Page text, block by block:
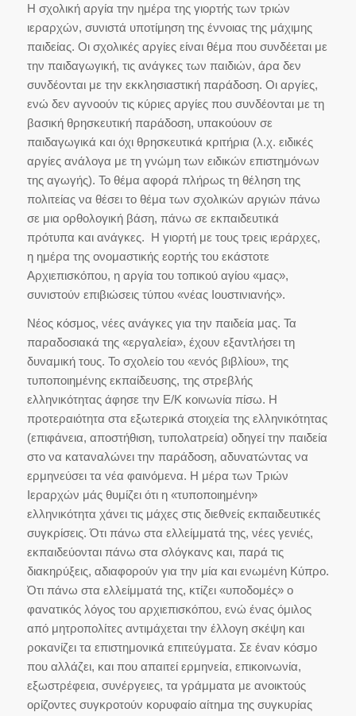
Η σχολική αργία την ημέρα της γιορτής των τριών
ιεραρχών, συνιστά υποτίμηση της έννοιας της μάχιμης
παιδείας. Οι σχολικές αργίες είναι θέμα που συνδέεται με
την παιδαγωγική, τις ανάγκες των παιδιών, άρα δεν
συνδέονται με την εκκλησιαστική παράδοση. Οι αργίες,
ενώ δεν αγνοούν τις κύριες αργίες που συνδέονται με τη
βασική θρησκευτική παράδοση, υπακούουν σε
παιδαγωγικά και όχι θρησκευτικά κριτήρια (λ.χ. ειδικές
αργίες ανάλογα με τη γνώμη των ειδικών επιστημόνων
της αγωγής). Το θέμα αφορά πλήρως τη θέληση της
πολιτείας να θέσει το θέμα των σχολικών αργιών πάνω
σε μια ορθολογική βάση, πάνω σε εκπαιδευτικά
πρότυπα και ανάγκες. Η γιορτή με τους τρεις ιεράρχες,
η ημέρα της ονομαστικής εορτής του εκάστοτε
Αρχιεπισκόπου, η αργία του τοπικού αγίου «μας»,
συνιστούν επιβιώσεις τύπου «νέας Ιουστινιανής».
Νέος κόσμος, νέες ανάγκες για την παιδεία μας. Τα
παραδοσιακά της «εργαλεία», έχουν εξαντλήσει τη
δυναμική τους. Το σχολείο του «ενός βιβλίου», της
τυποποιημένης εκπαίδευσης, της στρεβλής
ελληνικότητας άφησε την Ε/Κ κοινωνία πίσω. Η
προτεραιότητα στα εξωτερικά στοιχεία της ελληνικότητας
(επιφάνεια, αποστήθιση, τυπολατρεία) οδηγεί την παιδεία
στο να καταναλώνει την παράδοση, αδυνατώντας να
ερμηνεύσει τα νέα φαινόμενα. Η μέρα των Τριών
Ιεραρχών μάς θυμίζει ότι η «τυποποιημένη»
ελληνικότητα χάνει τις μάχες στις διεθνείς εκπαιδευτικές
συγκρίσεις. Ότι πάνω στα ελλείμματά της, νέες γενιές,
εκπαιδεύονται πάνω στα σλόγκανς και, παρά τις
διακηρύξεις, αδιαφορούν για την μία και ενωμένη Κύπρο.
Ότι πάνω στα ελλείμματά της, κτίζει «υποδομές» ο
φανατικός λόγος του αρχιεπισκόπου, ενώ ένας όμιλος
από μητροπολίτες αντιμάχεται την έλλογη σκέψη και
ροκανίζει τα επιστημονικά επιτεύγματα. Σε έναν κόσμο
που αλλάζει, και που απαιτεί ερμηνεία, επικοινωνία,
εξωστρέφεια, συνέργειες, τα γράμματα με ανοικτούς
ορίζοντες συγκροτούν κορυφαίο αίτημα της συγκυρίας